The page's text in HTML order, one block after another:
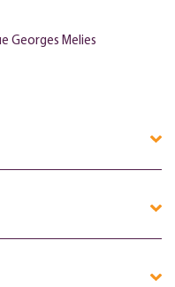
Georges Melies